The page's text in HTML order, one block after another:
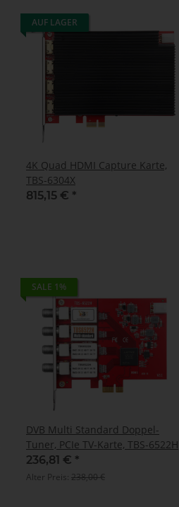
AUF LAGER
4K Quad HDMI Capture Karte,
TBS-6304X
815,15 € *
SALE 1%
DVB Multi Standard Doppel-
Tuner, PCIe TV-Karte, TBS-6522H
236,81 € *
Alter Preis: 238,00 €